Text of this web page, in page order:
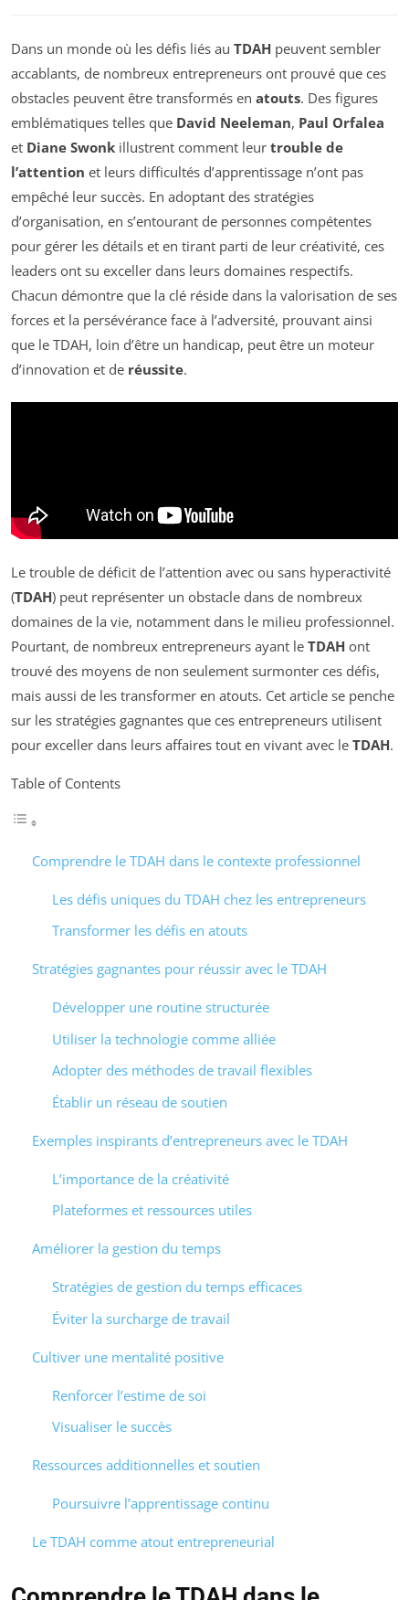
Dans un monde où les défis liés au TDAH peuvent sembler
accablants, de nombreux entrepreneurs ont prouvé que ces
obstacles peuvent être transformés en atouts. Des figures
emblématiques telles que David Neeleman, Paul Orfalea
et Diane Swonk illustrent comment leur trouble de
l’attention et leurs difficultés d’apprentissage n’ont pas
empêché leur succès. En adoptant des stratégies
d’organisation, en s’entourant de personnes compétentes
pour gérer les détails et en tirant parti de leur créativité, ces
leaders ont su exceller dans leurs domaines respectifs.
Chacun démontre que la clé réside dans la valorisation de ses
forces et la persévérance face à l’adversité, prouvant ainsi
que le TDAH, loin d’être un handicap, peut être un moteur
d’innovation et de réussite.
Le trouble de déficit de l’attention avec ou sans hyperactivité
(TDAH) peut représenter un obstacle dans de nombreux
domaines de la vie, notamment dans le milieu professionnel.
Pourtant, de nombreux entrepreneurs ayant le TDAH ont
trouvé des moyens de non seulement surmonter ces défis,
mais aussi de les transformer en atouts. Cet article se penche
sur les stratégies gagnantes que ces entrepreneurs utilisent
pour exceller dans leurs affaires tout en vivant avec le TDAH.
Table of Contents
Comprendre le TDAH dans le contexte professionnel
Les défis uniques du TDAH chez les entrepreneurs
Transformer les défis en atouts
Stratégies gagnantes pour réussir avec le TDAH
Développer une routine structurée
Utiliser la technologie comme alliée
Adopter des méthodes de travail flexibles
Établir un réseau de soutien
Exemples inspirants d’entrepreneurs avec le TDAH
L’importance de la créativité
Plateformes et ressources utiles
Améliorer la gestion du temps
Stratégies de gestion du temps efficaces
Éviter la surcharge de travail
Cultiver une mentalité positive
Renforcer l’estime de soi
Visualiser le succès
Ressources additionnelles et soutien
Poursuivre l’apprentissage continu
Le TDAH comme atout entrepreneurial